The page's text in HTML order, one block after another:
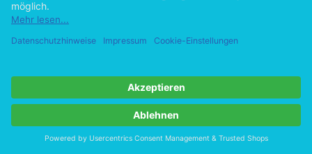
Effekte aus diesem Grunde nur schwerlich ermittelt werden.
Entwicklung zeigen sich bei DZ speziell innerhalb der Adoleszenz.
divergieren. Dies kann sich auf die Beziehung einerseits
kompensatorisch auswirken oder aber Verwirrung stiften, da sich
das „zurückgebliebene“ Kind dann nicht mehr auf der Ebene seines
Geschwisters „wiederfindet“. Bei Pärchenzwillingen kann sich
Pubertät früher als bei Jungen beginnt, kann sich zwischen den